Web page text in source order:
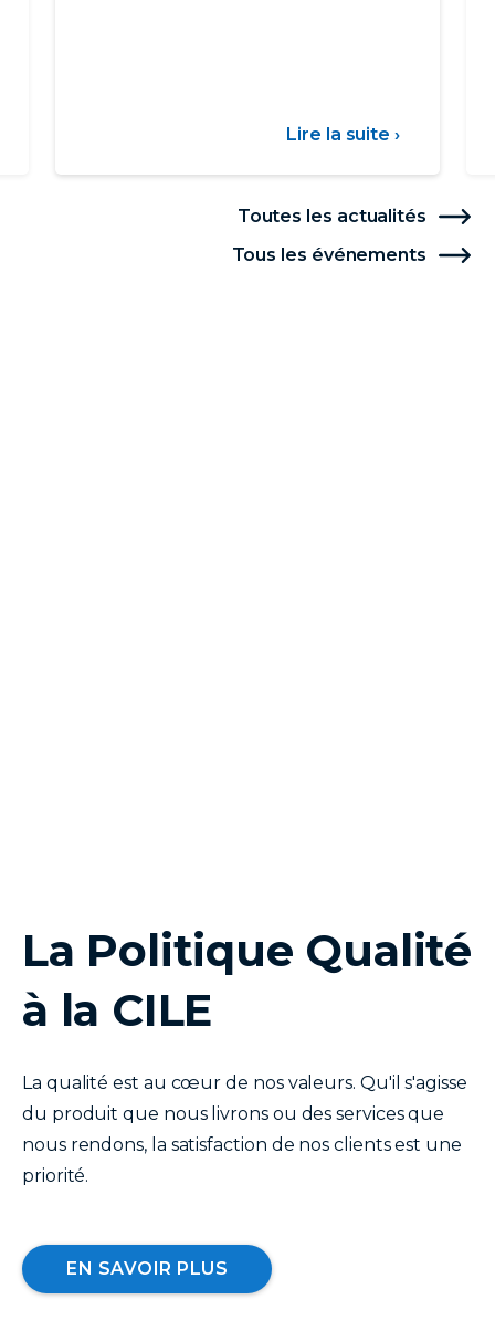
Lire la suite ›
-
Toutes les actualités
Tous les événements
texte
La Politique Qualité
à la CILE
La qualité est au cœur de nos valeurs. Qu'il s'agisse
du produit que nous livrons ou des services que
nous rendons, la satisfaction de nos clients est une
priorité.
EN SAVOIR PLUS